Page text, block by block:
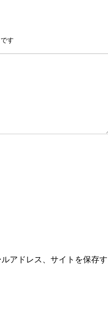
す
アドレス、サイトを保存す